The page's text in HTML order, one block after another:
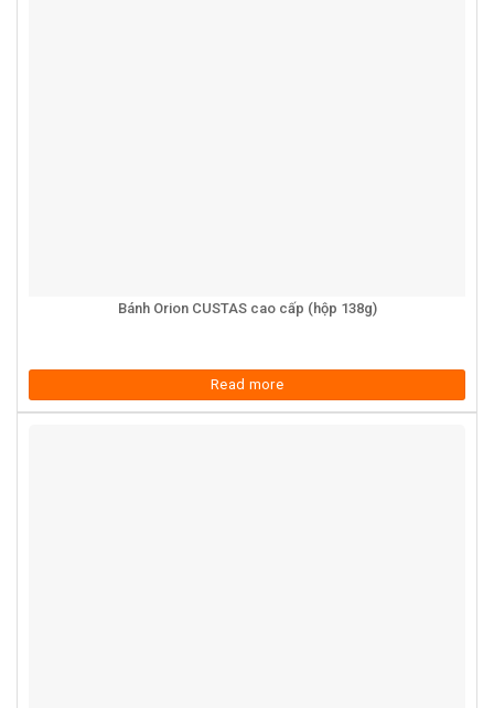
Bánh Orion CUSTAS cao cấp (hộp 138g)
Read more